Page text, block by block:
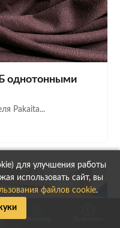
WhatsApp
однотонными
Pakaita...
для улучшения работы
использовать сайт, вы
файлов cookie.